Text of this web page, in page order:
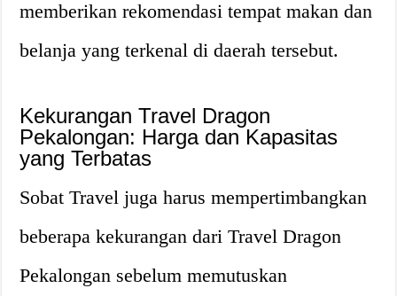
memberikan rekomendasi tempat makan dan
belanja yang terkenal di daerah tersebut.
Kekurangan Travel Dragon
Pekalongan: Harga dan Kapasitas
yang Terbatas
Sobat Travel juga harus mempertimbangkan
beberapa kekurangan dari Travel Dragon
Pekalongan sebelum memutuskan